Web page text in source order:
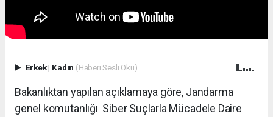
Erkek| Kadın (Haberi Sesli Oku)
Bakanlıktan yapılan açıklamaya göre, Jandarma
genel komutanlığı Siber Suçlarla Mücadele Daire